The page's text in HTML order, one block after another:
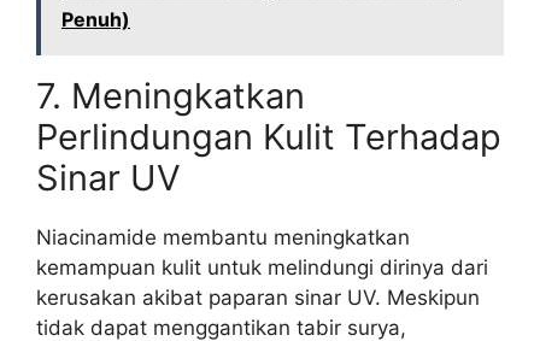
Penuh)
7. Meningkatkan
Perlindungan Kulit Terhadap
Sinar UV
Niacinamide membantu meningkatkan
kemampuan kulit untuk melindungi dirinya dari
kerusakan akibat paparan sinar UV. Meskipun
tidak dapat menggantikan tabir surya,